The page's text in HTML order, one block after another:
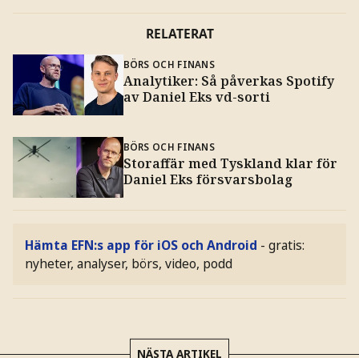
RELATERAT
BÖRS OCH FINANS
Analytiker: Så påverkas Spotify
av Daniel Eks vd-sorti
BÖRS OCH FINANS
Storaffär med Tyskland klar för
Daniel Eks försvarsbolag
Hämta EFN:s app för iOS och Android - gratis:
nyheter, analyser, börs, video, podd
NÄSTA ARTIKEL